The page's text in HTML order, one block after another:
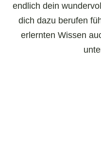
endlich dein
dich dazu berufen
erlernten Wissen